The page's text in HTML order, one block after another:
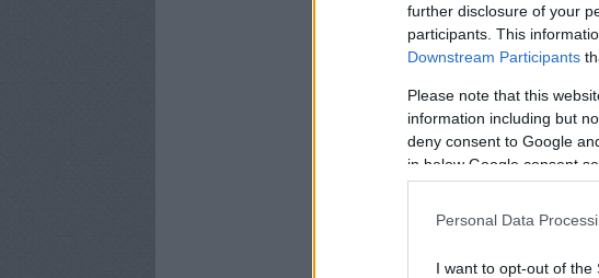
further disclosure of your
participants. This
Downstream Participants
Please note that this
information including but
deny consent to Google
in below Google consent
Personal Data
I want to opt-out of the